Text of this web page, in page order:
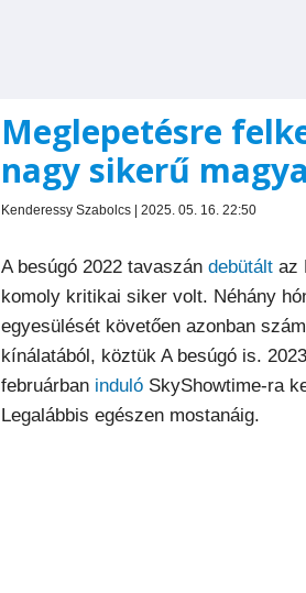
Meglepetésre
nagy sikerű
Kenderessy Szabolcs | 2025. 05. 16. 22:50
A besúgó 2022 tavaszán debütált az
komoly kritikai siker volt. Néhány
egyesülését követően azonban
kínálatából, köztük A besúgó is.
februárban induló SkyShowtime-ra
Legalábbis egészen mostanáig.